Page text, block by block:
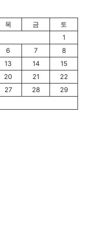
목 금
토
1
6 7
8
13 14
15
20 21
22
27 28
29